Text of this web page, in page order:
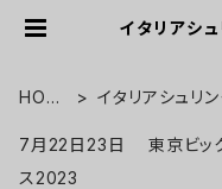
イタリアシ
HOM
イタリアシュリ
7月22日23日 東京ビック
ス2023